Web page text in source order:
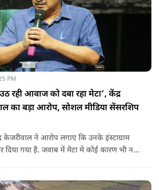
PM
रही आवाज को दबा रहा मेटा’, केंद्र
का बड़ा आरोप, सोशल मीडिया सेंसरशिप
ने आरोप लगाए कि उनके इंस्टाग्राम
गया है. जवाब में मेटा मे कोई कारण भी नहीं